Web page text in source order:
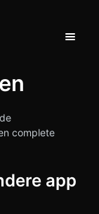
complete
app